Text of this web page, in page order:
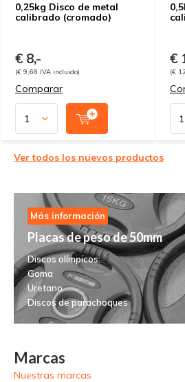
0,25kg Disco de metal
calibrado (cromado)
€ 8,-
(€ 9,68 IVA incluido)
Comparar
€
(€
Ver todos los nuevos productos
Más información
Placas de peso de 50mm
Discos olímpicos:
Goma
Uretano
Discos de parachoques
Marcas
Nuestras marcas